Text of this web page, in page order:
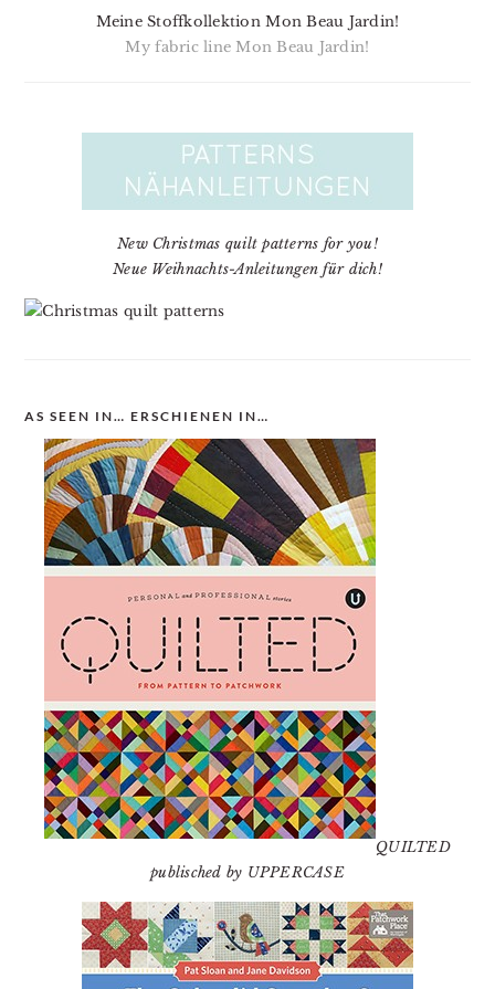
Meine Stoffkollektion Mon Beau Jardin!
My fabric line Mon Beau Jardin!
New Christmas quilt patterns for you!
Neue Weihnachts-Anleitungen für dich!
AS SEEN IN… ERSCHIENEN IN…
QUILTED
publisched by UPPERCASE